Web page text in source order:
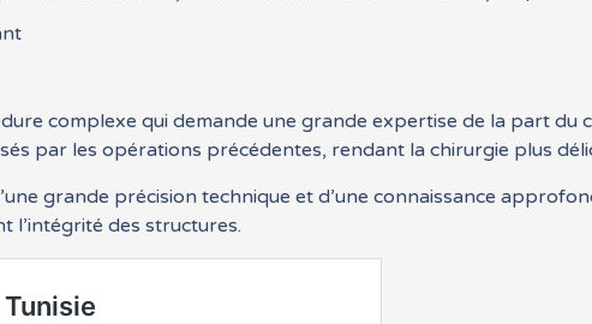
complexe qui demande une grande expertise de la part du
par les opérations précédentes, rendant la chirurgie plus
grande précision technique et d’une connaissance
l’intégrité des structures.